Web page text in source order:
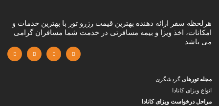
هرلحظه سفر ارائه دهنده بهترین قیمت رزرو تور با بهترین خدمات و
امکانات، اخذ ویزا و بیمه مسافرتی در خدمت شما مسافران گرامی
می باشد.
مجله تورهای گردشگری
انواع ویزای کانادا
مراحل درخواست ویزای کانادا